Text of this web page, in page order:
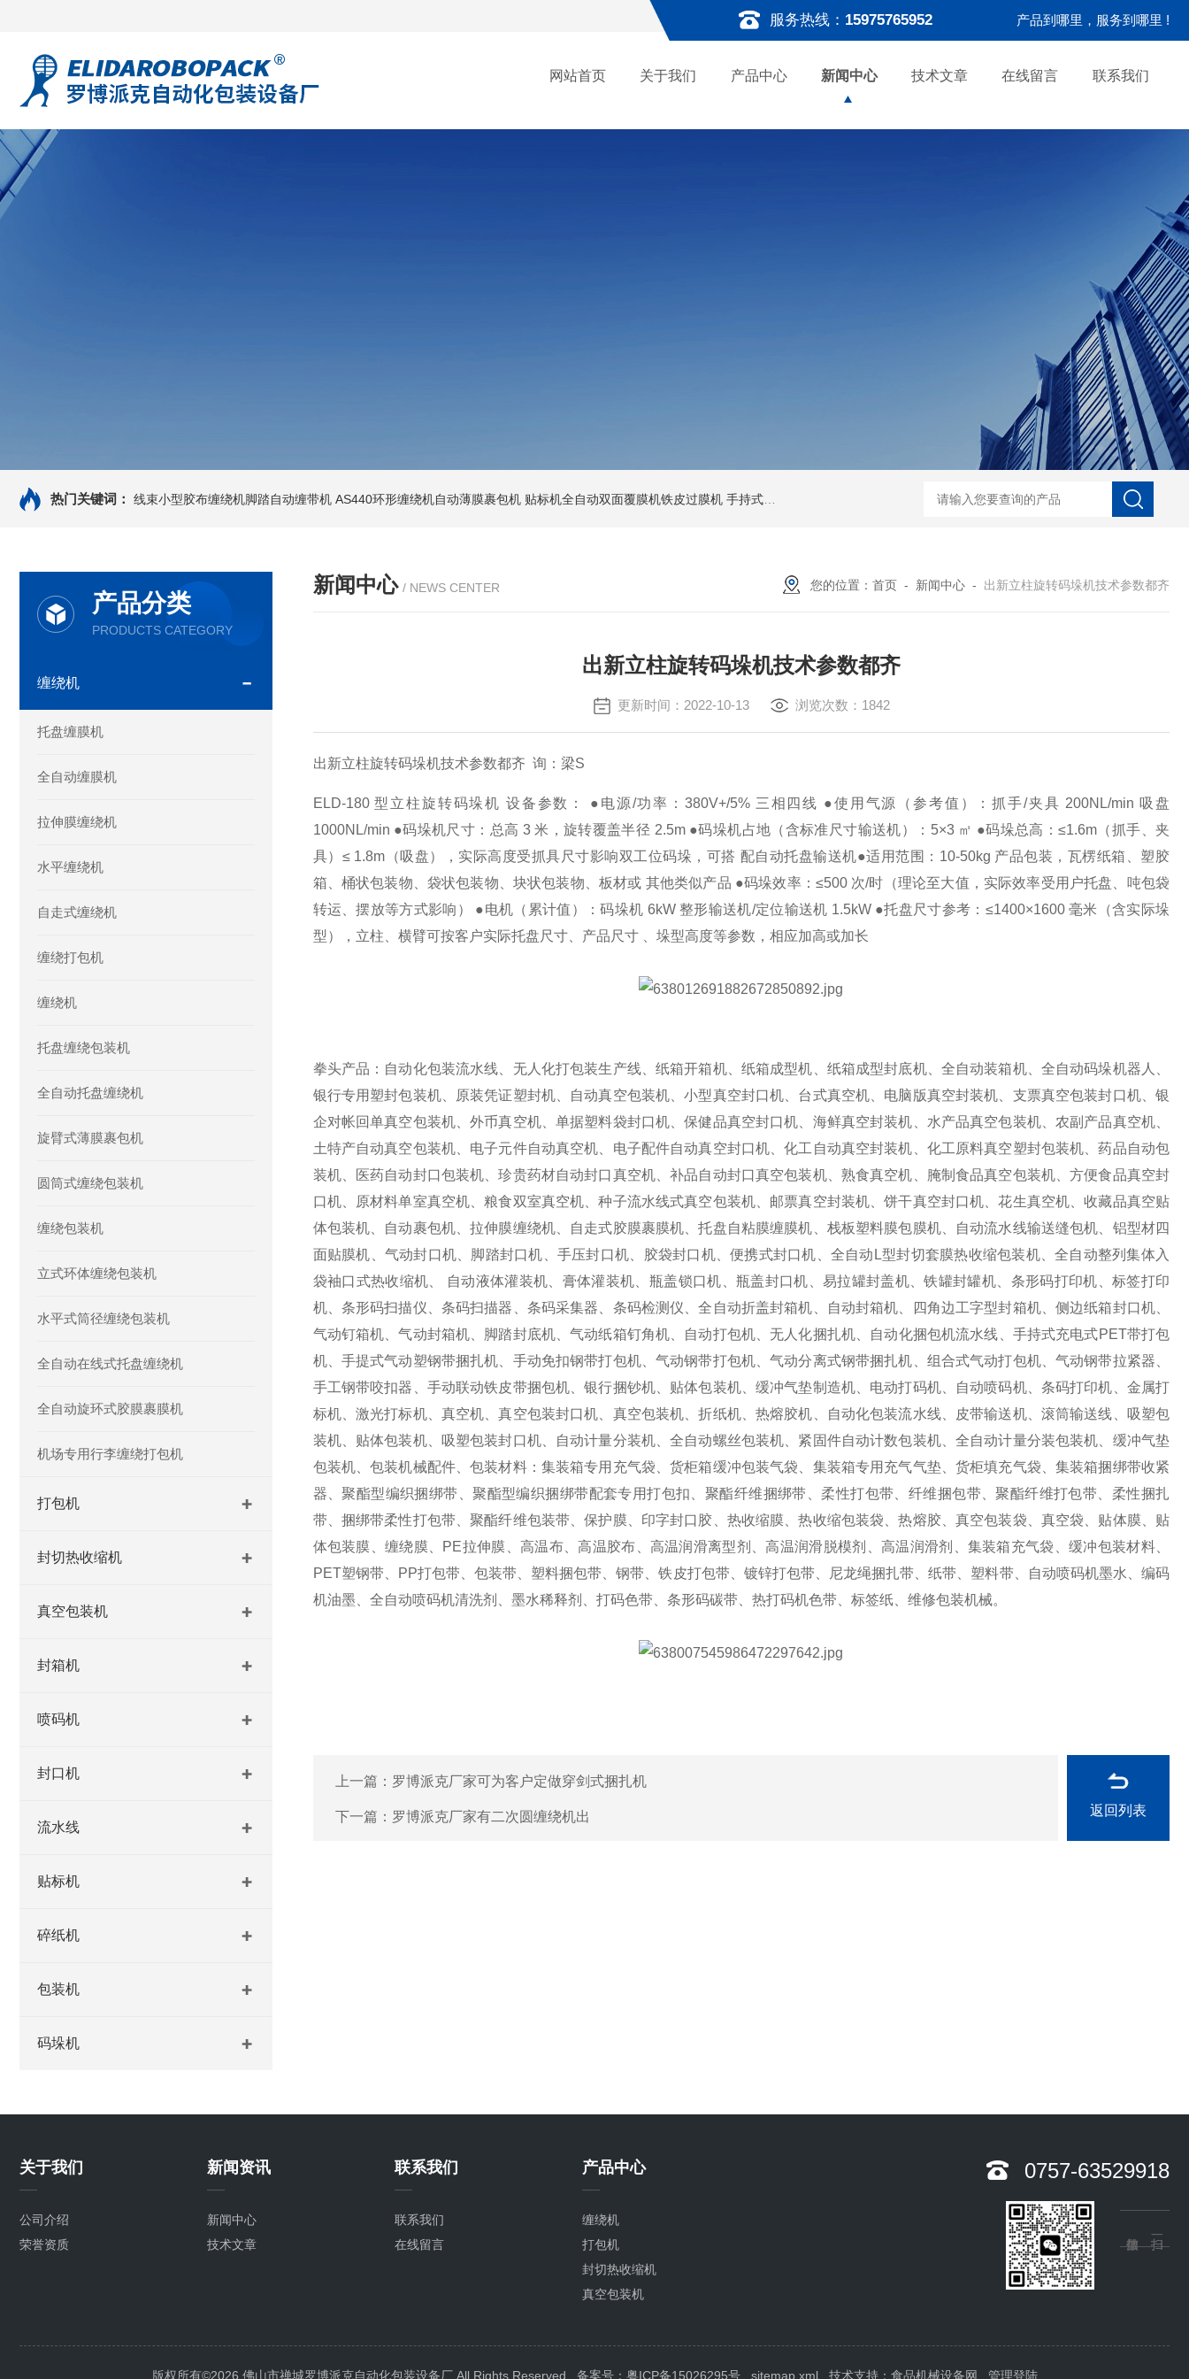
服务热线： 15975765952 产品到哪里，服务到哪里 !
网站首页 关于我们 产品中心 新闻中心 技术文章 在线留言 联系我们
热门关键词： 线束小型胶布缠绕机脚踏自动缠带机 AS440环形缠绕机自动薄膜裹包机 贴标机全自动双面覆膜机铁皮过膜机 手持式激光打标机铁牌便携式打码机 自动协作码垛机纸箱码垛械手 DZ-760全自动
产品分类
PRODUCTS CATEGORY
缠绕机
托盘缠膜机
全自动缠膜机
拉伸膜缠绕机
水平缠绕机
自走式缠绕机
缠绕打包机
缠绕机
托盘缠绕包装机
全自动托盘缠绕机
旋臂式薄膜裹包机
圆筒式缠绕包装机
缠绕包装机
立式环体缠绕包装机
水平式筒径缠绕包装机
全自动在线式托盘缠绕机
全自动旋环式胶膜裹膜机
机场专用行李缠绕打包机
打包机
封切热收缩机
真空包装机
封箱机
喷码机
封口机
流水线
贴标机
碎纸机
包装机
码垛机
新闻中心 / NEWS CENTER 您的位置： 首页 - 新闻中心 - 出新立柱旋转码垛机技术参数都齐
出新立柱旋转码垛机技术参数都齐
更新时间：2022-10-13 浏览次数：1842
出新立柱旋转码垛机技术参数都齐 询：梁S
ELD-180 型立柱旋转码垛机 设备参数： ●电源/功率：380V+/5% 三相四线 ●使用气源（参考值）：抓手/夹具 200NL/min 吸盘
1000NL/min ●码垛机尺寸：总高 3 米，旋转覆盖半径 2.5m ●码垛机占地（含标准尺寸输送机）：5×3 ㎡ ●码垛总高：≤1.6m（抓手、夹
具）≤ 1.8m（吸盘），实际高度受抓具尺寸影响双工位码垛，可搭 配自动托盘输送机●适用范围：10-50kg 产品包装，瓦楞纸箱、塑胶
箱、桶状包装物、袋状包装物、块状包装物、板材或 其他类似产品 ●码垛效率：≤500 次/时（理论至大值，实际效率受用户托盘、吨包袋
转运、摆放等方式影响） ●电机（累计值）：码垛机 6kW 整形输送机/定位输送机 1.5kW ●托盘尺寸参考：≤1400×1600 毫米（含实际垛
型），立柱、横臂可按客户实际托盘尺寸、产品尺寸 、垛型高度等参数，相应加高或加长
拳头产品：自动化包装流水线、无人化打包装生产线、纸箱开箱机、纸箱成型机、纸箱成型封底机、全自动装箱机、全自动码垛机器人、
银行专用塑封包装机、原装凭证塑封机、自动真空包装机、小型真空封口机、台式真空机、电脑版真空封装机、支票真空包装封口机、银
企对帐回单真空包装机、外币真空机、单据塑料袋封口机、保健品真空封口机、海鲜真空封装机、水产品真空包装机、农副产品真空机、
土特产自动真空包装机、电子元件自动真空机、电子配件自动真空封口机、化工自动真空封装机、化工原料真空塑封包装机、药品自动包
装机、医药自动封口包装机、珍贵药材自动封口真空机、补品自动封口真空包装机、熟食真空机、腌制食品真空包装机、方便食品真空封
口机、原材料单室真空机、粮食双室真空机、种子流水线式真空包装机、邮票真空封装机、饼干真空封口机、花生真空机、收藏品真空贴
体包装机、自动裹包机、拉伸膜缠绕机、自走式胶膜裹膜机、托盘自粘膜缠膜机、栈板塑料膜包膜机、自动流水线输送缝包机、铝型材四
面贴膜机、气动封口机、脚踏封口机、手压封口机、胶袋封口机、便携式封口机、全自动L型封切套膜热收缩包装机、全自动整列集体入
袋袖口式热收缩机、 自动液体灌装机、膏体灌装机、瓶盖锁口机、瓶盖封口机、易拉罐封盖机、铁罐封罐机、条形码打印机、标签打印
机、条形码扫描仪、条码扫描器、条码采集器、条码检测仪、全自动折盖封箱机、自动封箱机、四角边工字型封箱机、侧边纸箱封口机、
气动钉箱机、气动封箱机、脚踏封底机、气动纸箱钉角机、自动打包机、无人化捆扎机、自动化捆包机流水线、手持式充电式PET带打包
机、手提式气动塑钢带捆扎机、手动免扣钢带打包机、气动钢带打包机、气动分离式钢带捆扎机、组合式气动打包机、气动钢带拉紧器、
手工钢带咬扣器、手动联动铁皮带捆包机、银行捆钞机、贴体包装机、缓冲气垫制造机、电动打码机、自动喷码机、条码打印机、金属打
标机、激光打标机、真空机、真空包装封口机、真空包装机、折纸机、热熔胶机、自动化包装流水线、皮带输送机、滚筒输送线、吸塑包
装机、贴体包装机、吸塑包装封口机、自动计量分装机、全自动螺丝包装机、紧固件自动计数包装机、全自动计量分装包装机、缓冲气垫
包装机、包装机械配件、包装材料：集装箱专用充气袋、货柜箱缓冲包装气袋、集装箱专用充气气垫、货柜填充气袋、集装箱捆绑带收紧
器、聚酯型编织捆绑带、聚酯型编织捆绑带配套专用打包扣、聚酯纤维捆绑带、柔性打包带、纤维捆包带、聚酯纤维打包带、柔性捆扎
带、捆绑带柔性打包带、聚酯纤维包装带、保护膜、印字封口胶、热收缩膜、热收缩包装袋、热熔胶、真空包装袋、真空袋、贴体膜、贴
体包装膜、缠绕膜、PE拉伸膜、高温布、高温胶布、高温润滑离型剂、高温润滑脱模剂、高温润滑剂、集装箱充气袋、缓冲包装材料、
PET塑钢带、PP打包带、包装带、塑料捆包带、钢带、铁皮打包带、镀锌打包带、尼龙绳捆扎带、纸带、塑料带、自动喷码机墨水、编码
机油墨、全自动喷码机清洗剂、墨水稀释剂、打码色带、条形码碳带、热打码机色带、标签纸、维修包装机械。
上一篇： 罗博派克厂家可为客户定做穿剑式捆扎机
下一篇： 罗博派克厂家有二次圆缠绕机出 返回列表
关于我们
公司介绍
荣誉资质
新闻资讯
新闻中心
技术文章
联系我们
联系我们
在线留言
产品中心
缠绕机
打包机
封切热收缩机
真空包装机
喷码机
封口机
0757-63529918
版权所有©2026 佛山市禅城罗博派克自动化包装设备厂 All Rights Reserved 备案号：粤ICP备15026295号 sitemap.xml技术支持： 食品机械设备网 管理登陆